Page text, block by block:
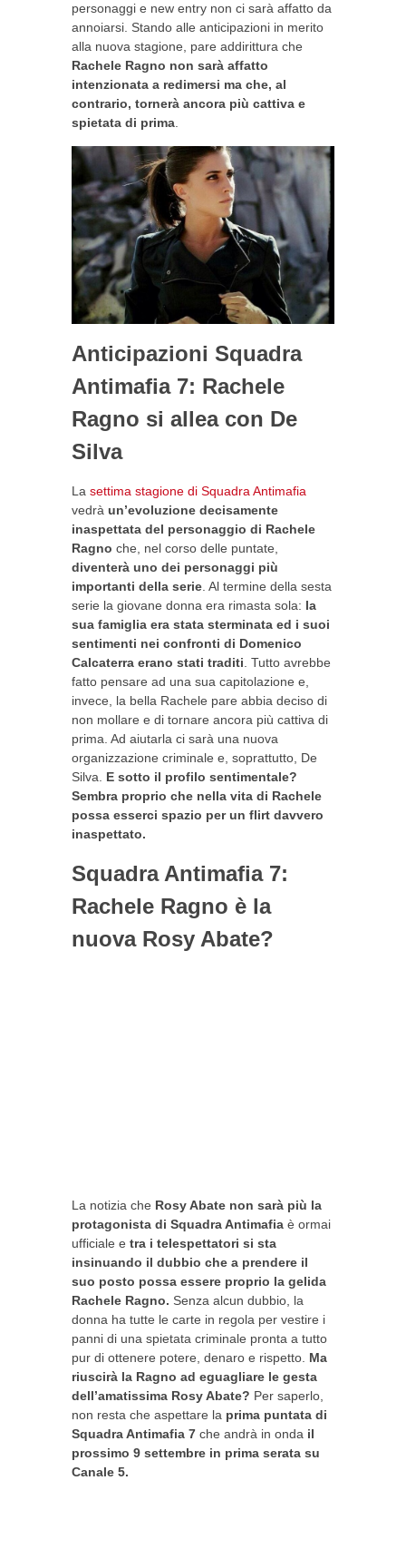
personaggi e new entry non ci sarà affatto da
annoiarsi. Stando alle anticipazioni in merito
alla nuova stagione, pare addirittura che
Rachele Ragno non sarà affatto
intenzionata a redimersi ma che, al
contrario, tornerà ancora più cattiva e
spietata di prima
Anticipazioni Squadra
Antimafia 7: Rachele
Ragno si allea con De
Silva
La settima stagione di Squadra Antimafia
vedrà un’evoluzione decisamente
inaspettata del personaggio di Rachele
Ragno che, nel corso delle puntate,
diventerà uno dei personaggi più
importanti della serie. Al termine della sesta
serie la giovane donna era rimasta sola: la
sua famiglia era stata sterminata ed i suoi
sentimenti nei confronti di Domenico
Calcaterra erano stati traditi. Tutto avrebbe
fatto pensare ad una sua capitolazione e,
invece, la bella Rachele pare abbia deciso di
non mollare e di tornare ancora più cattiva di
prima. Ad aiutarla ci sarà una nuova
organizzazione criminale e, soprattutto, De
Silva. E sotto il profilo sentimentale?
Sembra proprio che nella vita di Rachele
possa esserci spazio per un flirt davvero
inaspettato.
Squadra Antimafia 7:
Rachele Ragno è la
nuova Rosy Abate?
La notizia che Rosy Abate non sarà più la
protagonista di Squadra Antimafia è ormai
ufficiale e tra i telespettatori si sta
insinuando il dubbio che a prendere il
suo posto possa essere proprio la gelida
Rachele Ragno. Senza alcun dubbio, la
donna ha tutte le carte in regola per vestire i
panni di una spietata criminale pronta a tutto
pur di ottenere potere, denaro e rispetto. Ma
riuscirà la Ragno ad eguagliare le gesta
dell’amatissima Rosy Abate? Per saperlo,
non resta che aspettare la prima puntata di
Squadra Antimafia 7 che andrà in onda il
prossimo 9 settembre in prima serata su
Canale 5.